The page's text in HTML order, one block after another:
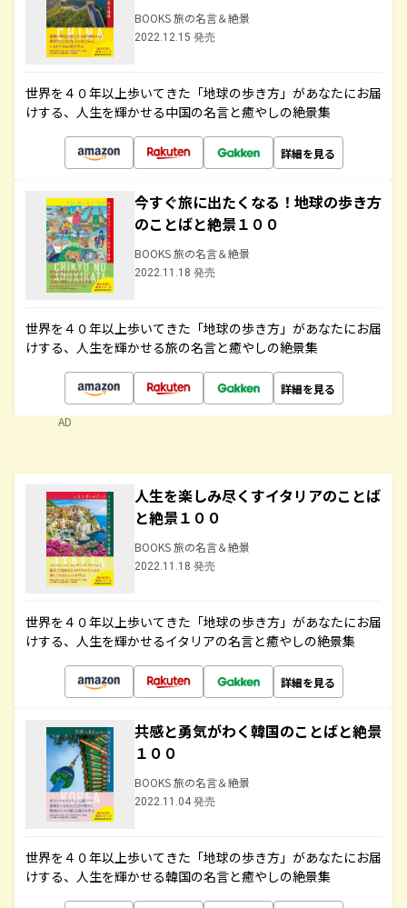
BOOKS 旅の名言＆絶景
2022.12.15 発売
世界を４０年以上歩いてきた「地球の歩き方」があなたにお届
けする、人生を輝かせる中国の名言と癒やしの絶景集
詳細を見る
今すぐ旅に出たくなる！地球の歩き方
のことばと絶景１００
BOOKS 旅の名言＆絶景
2022.11.18 発売
世界を４０年以上歩いてきた「地球の歩き方」があなたにお届
けする、人生を輝かせる旅の名言と癒やしの絶景集
詳細を見る
AD
人生を楽しみ尽くすイタリアのことば
と絶景１００
BOOKS 旅の名言＆絶景
2022.11.18 発売
世界を４０年以上歩いてきた「地球の歩き方」があなたにお届
けする、人生を輝かせるイタリアの名言と癒やしの絶景集
詳細を見る
共感と勇気がわく韓国のことばと絶景
１００
BOOKS 旅の名言＆絶景
2022.11.04 発売
世界を４０年以上歩いてきた「地球の歩き方」があなたにお届
けする、人生を輝かせる韓国の名言と癒やしの絶景集